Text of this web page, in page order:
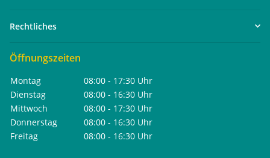
Rechtliches
Öffnungszeiten
Montag
08:00 - 17:30 Uhr
Dienstag
08:00 - 16:30 Uhr
Mittwoch
08:00 - 17:30 Uhr
Donnerstag
08:00 - 16:30 Uhr
Freitag
08:00 - 16:30 Uhr